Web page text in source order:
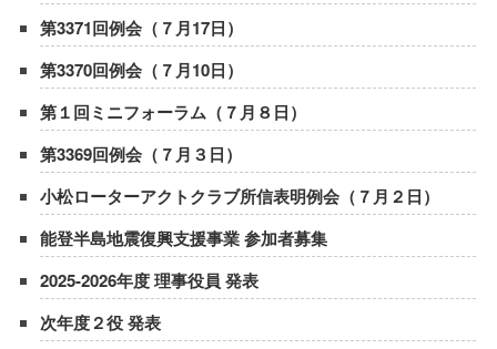
第3371回例会（７月17日）
第3370回例会（７月10日）
第１回ミニフォーラム（７月８日）
第3369回例会（７月３日）
小松ローターアクトクラブ所信表明例会（７月２日）
能登半島地震復興支援事業 参加者募集
2025-2026年度 理事役員 発表
次年度２役 発表